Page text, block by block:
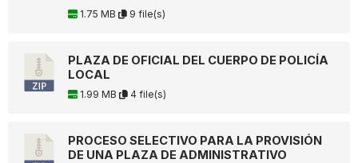
1.75 MB 9 file(s)
PLAZA DE OFICIAL DEL CUERPO DE POLICÍA
LOCAL
1.99 MB 4 file(s)
PROCESO SELECTIVO PARA LA PROVISIÓN
DE UNA PLAZA DE ADMINISTRATIVO